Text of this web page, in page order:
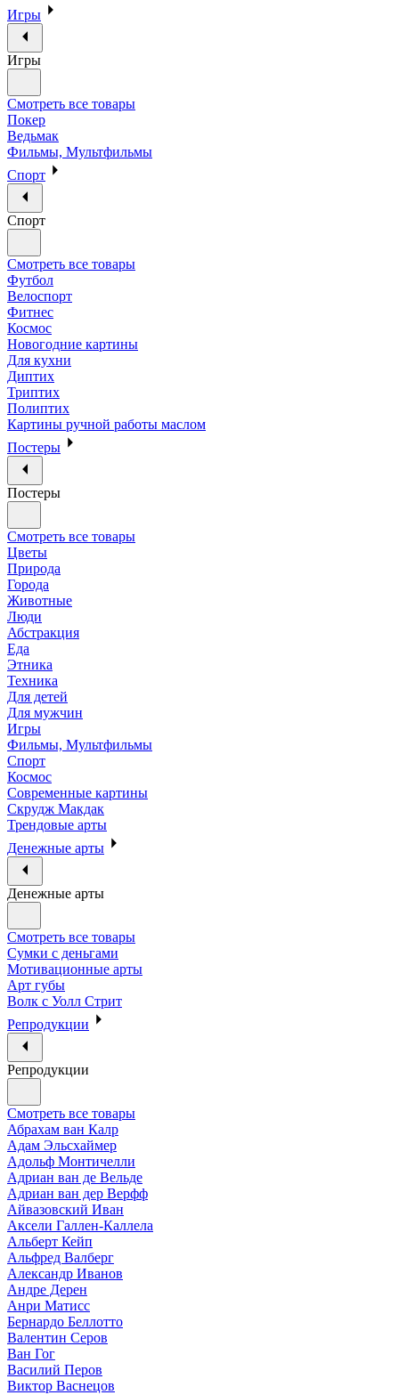
Игры
Игры
Смотреть все товары
Покер
Ведьмак
Фильмы, Мультфильмы
Спорт
Спорт
Смотреть все товары
Футбол
Велоспорт
Фитнес
Космос
Новогодние картины
Для кухни
Диптих
Триптих
Полиптих
Картины ручной работы маслом
Постеры
Постеры
Смотреть все товары
Цветы
Природа
Города
Животные
Люди
Абстракция
Еда
Этника
Техника
Для детей
Для мужчин
Игры
Фильмы, Мультфильмы
Спорт
Космос
Современные картины
Скрудж Макдак
Трендовые арты
Денежные арты
Денежные арты
Смотреть все товары
Сумки с деньгами
Мотивационные арты
Арт губы
Волк с Уолл Стрит
Репродукции
Репродукции
Смотреть все товары
Абрахам ван Калр
Адам Эльсхаймер
Адольф Монтичелли
Адриан ван де Вельде
Адриан ван дер Верфф
Айвазовский Иван
Аксели Галлен-Каллела
Альберт Кейп
Альфред Валберг
Александр Иванов
Андре Дерен
Анри Матисс
Бернардо Беллотто
Валентин Серов
Ван Гог
Василий Перов
Виктор Васнецов